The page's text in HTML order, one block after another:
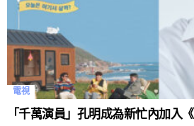
電視
「千萬演員」孔明成為新忙內加入